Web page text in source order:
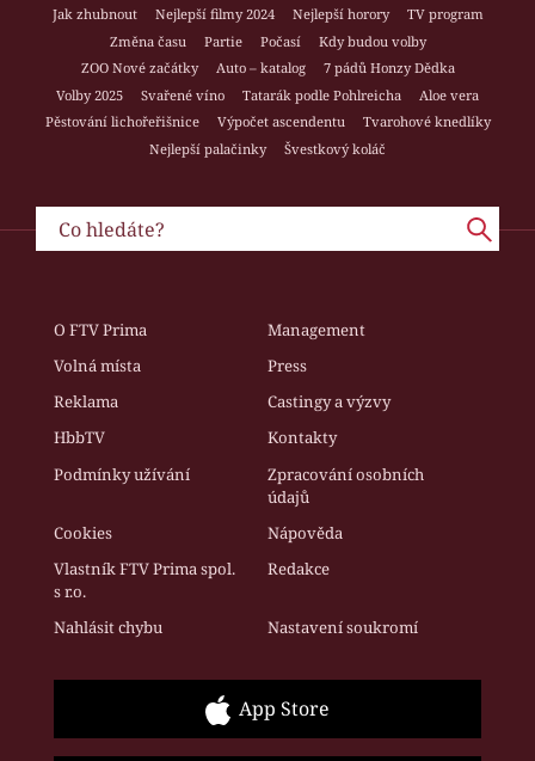
Jak zhubnout Nejlepší filmy 2024 Nejlepší horory
TV program
Změna času
Partie Počasí
Kdy budou volby
ZOO Nové začátky
Auto – katalog
7 pádů Honzy Dědka
Volby 2025
Svařené víno Tatarák podle Pohlreicha
Aloe vera
Pěstování lichořeřišnice
Výpočet ascendentu
Tvarohové knedlíky
Nejlepší palačinky
Švestkový koláč
O FTV Prima
Management
Volná místa
Press
Reklama
Castingy a výzvy
HbbTV
Kontakty
Podmínky užívání
Zpracování osobních
údajů
Cookies
Nápověda
Vlastník FTV Prima spol.
s r.o.
Redakce
Nahlásit chybu Nastavení soukromí
App Store